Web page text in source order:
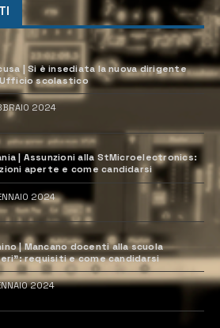
| Si è insediata la nuova dirigente
scolastico
2024
| Assunzioni alla StMicroelectronics:
aperte e come candidarsi
2024
| Mancano docenti alla scuola
requisiti e come candidarsi
2024